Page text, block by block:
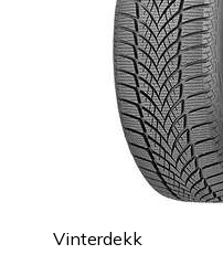
Vinterdekk